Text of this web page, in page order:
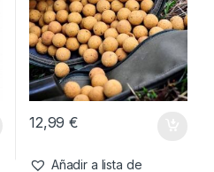
12,99€
Añadir a lista de